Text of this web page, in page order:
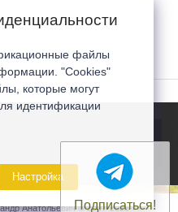
Анатольевич © 2007-2026
Подписаться!
файлы
"Cookies"
которые могут
идентификации
Настройка